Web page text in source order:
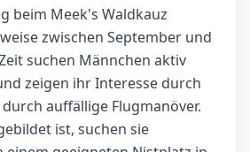
beim Meek's Waldkauz
zwischen September und
suchen Männchen aktiv
zeigen ihr Interesse durch
auffällige Flugmanöver.
ist, suchen sie